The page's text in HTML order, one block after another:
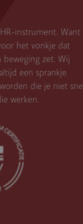
instrument. Want
het vonkje dat
beweging zet. Wij
een sprankje
die je niet snel
werken.